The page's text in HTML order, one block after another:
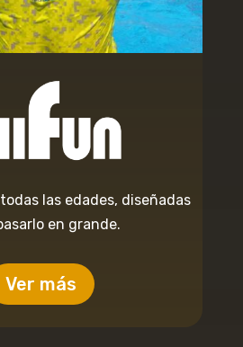
las edades, diseñadas
en grande.
Ver más